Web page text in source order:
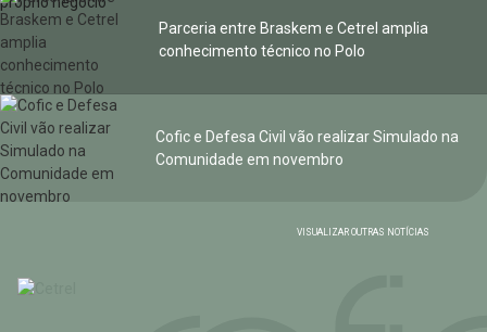
Parceria entre Braskem e Cetrel amplia
conhecimento técnico no Polo
Cofic e Defesa Civil vão realizar Simulado na
Comunidade em novembro
VISUALIZAR OUTRAS NOTÍCIAS